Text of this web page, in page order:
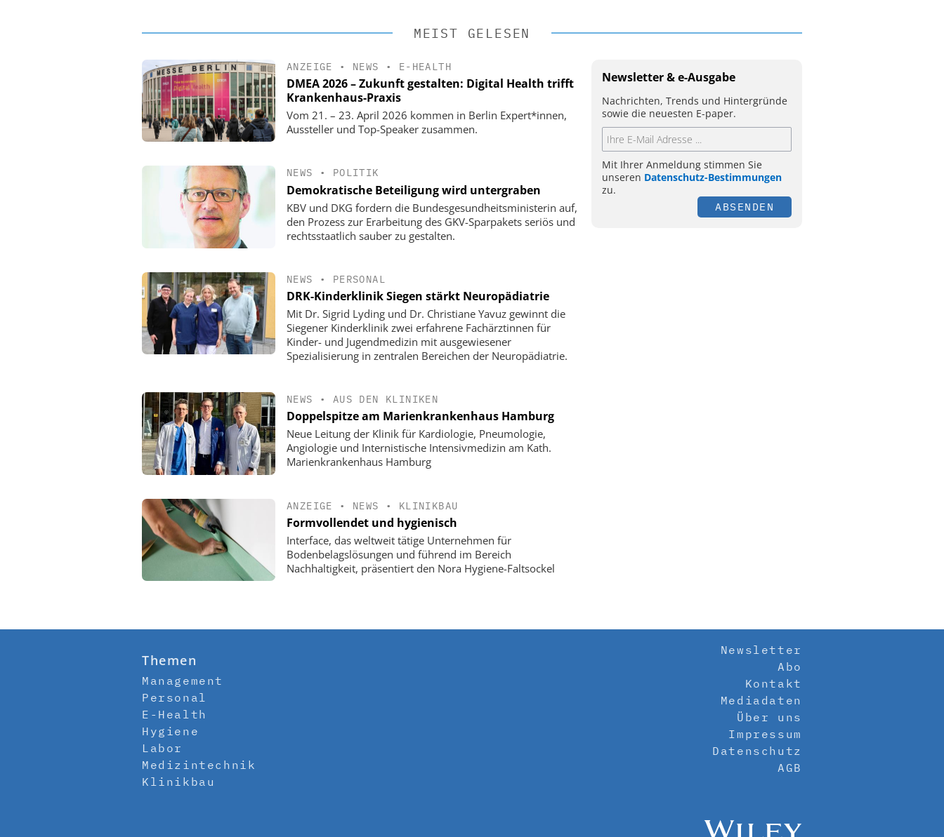
MEIST GELESEN
ANZEIGE • NEWS • E-HEALTH
DMEA 2026 – Zukunft gestalten: Digital Health trifft
Krankenhaus-Praxis
Vom 21. – 23. April 2026 kommen in Berlin Expert*innen,
Aussteller und Top-Speaker zusammen.
NEWS • POLITIK
Demokratische Beteiligung wird untergraben
KBV und DKG fordern die Bundesgesundheitsministerin auf,
den Prozess zur Erarbeitung des GKV-Sparpakets seriös und
rechtsstaatlich sauber zu gestalten.
NEWS • PERSONAL
DRK-Kinderklinik Siegen stärkt Neuropädiatrie
Mit Dr. Sigrid Lyding und Dr. Christiane Yavuz gewinnt die
Siegener Kinderklinik zwei erfahrene Fachärztinnen für
Kinder- und Jugendmedizin mit ausgewiesener
Spezialisierung in zentralen Bereichen der Neuropädiatrie.
NEWS • AUS DEN KLINIKEN
Doppelspitze am Marienkrankenhaus Hamburg
Neue Leitung der Klinik für Kardiologie, Pneumologie,
Angiologie und Internistische Intensivmedizin am Kath.
Marienkrankenhaus Hamburg
ANZEIGE • NEWS • KLINIKBAU
Formvollendet und hygienisch
Interface, das weltweit tätige Unternehmen für
Bodenbelagslösungen und führend im Bereich
Nachhaltigkeit, präsentiert den Nora Hygiene-Faltsockel
Newsletter & e-Ausgabe
Nachrichten, Trends und Hintergründe
sowie die neuesten E-paper.
Mit Ihrer Anmeldung stimmen Sie
unseren Datenschutz-Bestimmungen
zu.
ABSENDEN
Themen
Management
Personal
E-Health
Hygiene
Labor
Medizintechnik
Klinikbau
Newsletter
Abo
Kontakt
Mediadaten
Über uns
Impressum
Datenschutz
AGB